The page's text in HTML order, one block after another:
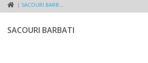
SACOURI BARBATI
SACOURI BARBATI